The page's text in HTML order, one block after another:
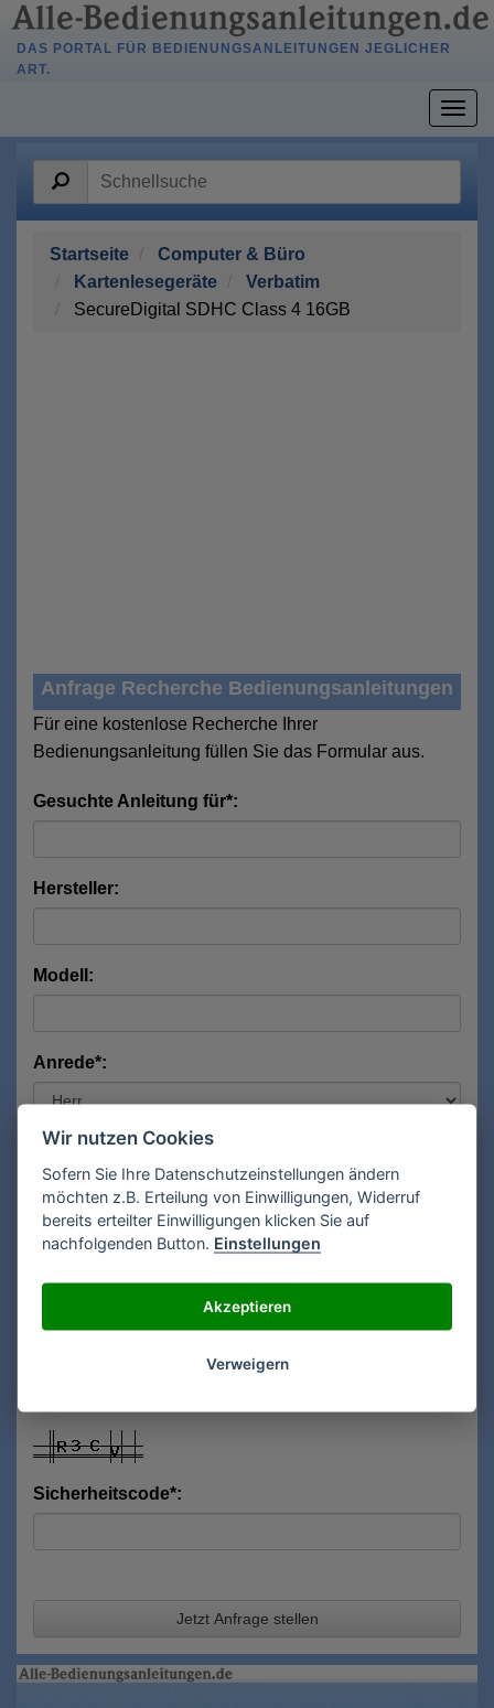
DAS PORTAL FÜR BEDIENUNGSANLEITUNGEN JEGLICHER
ART.
Startseite
Computer & Büro
Kartenlesegeräte
Verbatim
SecureDigital SDHC Class 4 16GB
Anfrage Recherche Bedienungsanleitungen
Für eine kostenlose Recherche Ihrer
Bedienungsanleitung füllen Sie das Formular aus.
Gesuchte Anleitung für*:
Hersteller:
Modell:
Anrede*:
Vorname*:
Nachname*:
E-Mail**:
Sicherheitscode*:
Jetzt Anfrage stellen
Wir nutzen Cookies
Sofern Sie Ihre Datenschutzeinstellungen ändern
möchten z.B. Erteilung von Einwilligungen, Widerruf
bereits erteilter Einwilligungen klicken Sie auf
nachfolgenden Button. Einstellungen
Akzeptieren
Verweigern